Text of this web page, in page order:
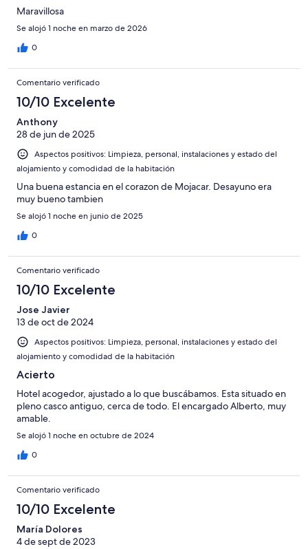
Maravillosa
Se alojó 1 noche en marzo de 2026
0
Comentario verificado
10/10 Excelente
Anthony
28 de jun de 2025
Aspectos positivos: Limpieza, personal, instalaciones y estado del
alojamiento y comodidad de la habitación
Una buena estancia en el corazon de Mojacar. Desayuno era
muy bueno tambien
Se alojó 1 noche en junio de 2025
0
Comentario verificado
10/10 Excelente
Jose Javier
13 de oct de 2024
Aspectos positivos: Limpieza, personal, instalaciones y estado del
alojamiento y comodidad de la habitación
Acierto
Hotel acogedor, ajustado a lo que buscábamos. Esta situado en
pleno casco antiguo, cerca de todo. El encargado Alberto, muy
amable.
Se alojó 1 noche en octubre de 2024
0
Comentario verificado
10/10 Excelente
María Dolores
4 de sept de 2023